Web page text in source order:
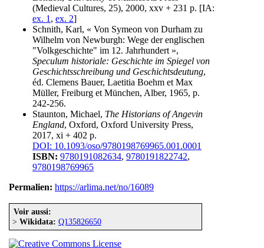
(Medieval Cultures, 25), 2000, xxv + 231 p. [IA:
ex. 1 , ex. 2]
Schnith, Karl, « Von Symeon von Durham zu
Wilhelm von Newburgh: Wege der englischen
"Volkgeschichte" im 12. Jahrhundert »,
Speculum historiale: Geschichte im Spiegel von
Geschichtsschreibung und Geschichtsdeutung,
éd. Clemens Bauer, Laetitia Boehm et Max
Müller, Freiburg et München, Alber, 1965, p.
242-256.
Staunton, Michael, The Historians of Angevin
England, Oxford, Oxford University Press,
2017, xi + 402 p.
DOI: 10.1093/oso/9780198769965.001.0001
ISBN: 9780191082634, 9780191822742,
9780198769965
Permalien: https://arlima.net/no/16089
Voir aussi:
> Wikidata: Q135826650